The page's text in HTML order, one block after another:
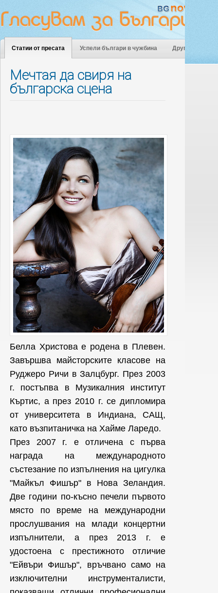
Статии от пресата Успели българи в чужбина Други
Мечтая да свиря на
българска сцена
Белла Христова е родена в Плевен.
Завършва майсторските класове на
Руджеро Ричи в Залцбург. През 2003
г. постъпва в Музикалния институт
Къртис, а през 2010 г. се дипломира
от университета в Индиана, САЩ,
като възпитаничка на Хайме Ларедо.
През 2007 г. е отличена с първа
награда на международното
състезание по изпълнения на цигулка
"Майкъл Фишър" в Нова Зеландия.
Две години по-късно печели първото
място по време на международни
прослушвания на млади концертни
изпълнители, а през 2013 г. е
удостоена с престижното отличие
"Ейвъри Фишър", връчвано само на
изключителни инструменталисти,